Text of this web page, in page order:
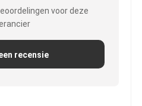
voor deze
recensie